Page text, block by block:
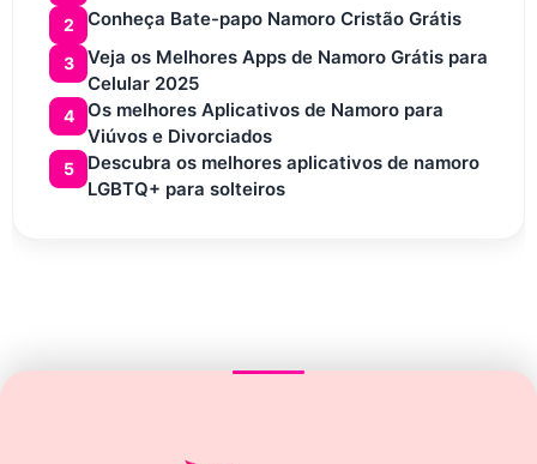
2 Conheça Bate-papo Namoro Cristão Grátis
3
Veja os Melhores Apps de Namoro Grátis para
Celular 2025
4
Os melhores Aplicativos de Namoro para
Viúvos e Divorciados
5
Descubra os melhores aplicativos de namoro
LGBTQ+ para solteiros